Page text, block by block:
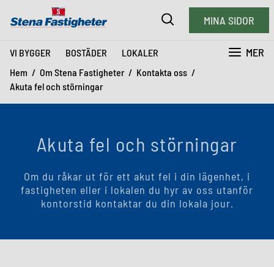
VI BYGGER BOSTÄDER LOKALER MER
MINA SIDOR
Hem Om Stena Fastigheter
Kontakta oss
Akuta fel och störningar
Akuta fel och störningar
Om du råkar ut för ett akut fel i din lägenhet, i
fastigheten eller i lokalen du hyr av oss utanför
kontorstid kontaktar du din lokala jour.